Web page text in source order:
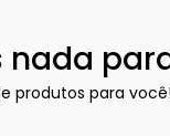
produtos para você!